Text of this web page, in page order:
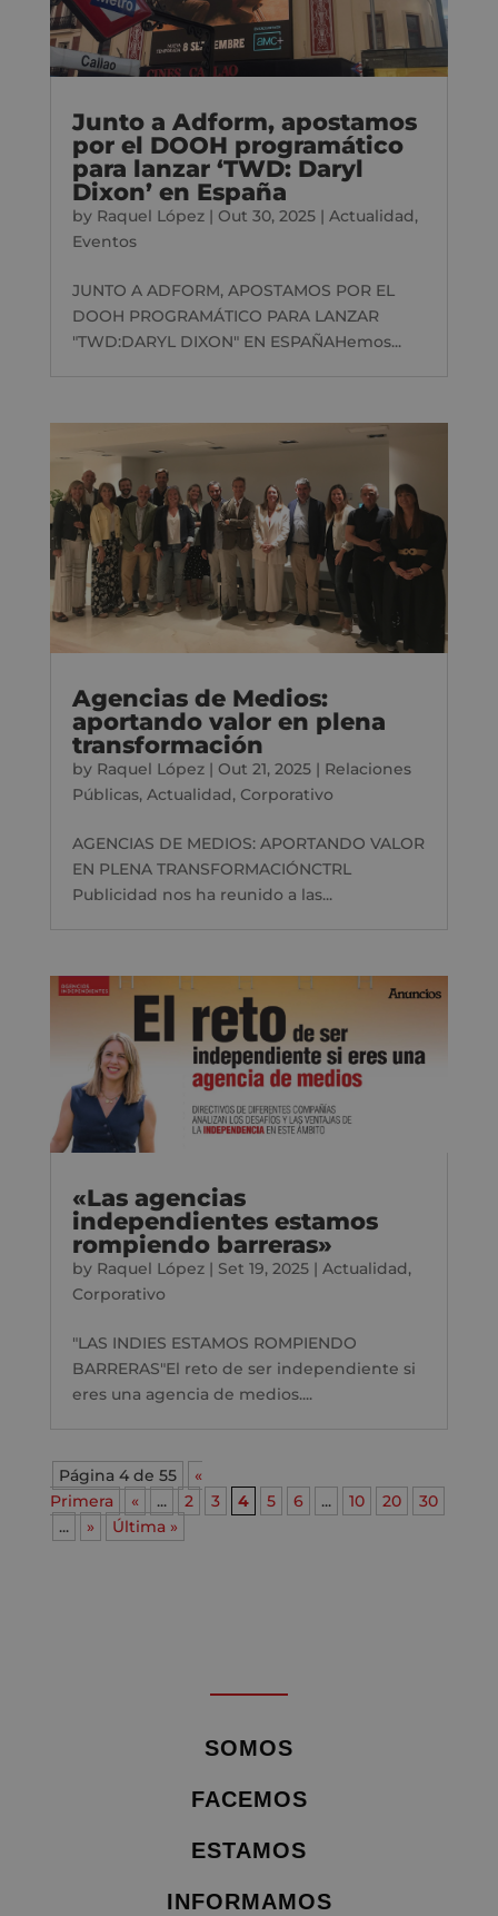
Junto a Adform, apostamos
por el DOOH programático
para lanzar ‘TWD: Daryl
Dixon’ en España
by Raquel López| Out 30, 2025| Actualidad,
Eventos
JUNTO A ADFORM, APOSTAMOS POR EL
DOOH PROGRAMÁTICO PARA LANZAR
"TWD:DARYL DIXON" EN ESPAÑAHemos...
Agencias de Medios:
aportando valor en plena
transformación
by Raquel López| Out 21, 2025| Relaciones
Públicas, Actualidad, Corporativo
AGENCIAS DE MEDIOS: APORTANDO VALOR
EN PLENA TRANSFORMACIÓNCTRL
Publicidad nos ha reunido a las...
«Las agencias
independientes estamos
rompiendo barreras»
by Raquel López| Set 19, 2025| Actualidad,
Corporativo
"LAS INDIES ESTAMOS ROMPIENDO
BARRERAS"El reto de ser independiente si
eres una agencia de medios....
Página 4 de 55
«
Primera
« ... 2 3 4 5 6 ... 10 20
30
...
» Última »
SOMOS
FACEMOS
ESTAMOS
INFORMAMOS